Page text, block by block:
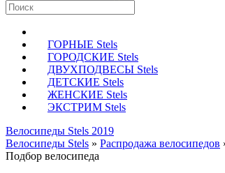
ГОРНЫЕ Stels
ГОРОДСКИЕ Stels
ДВУХПОДВЕСЫ Stels
ДЕТСКИЕ Stels
ЖЕНСКИЕ Stels
ЭКСТРИМ Stels
Велосипеды Stels 2019
Велосипеды Stels » Распродажа велосипедов
Подбор велосипеда